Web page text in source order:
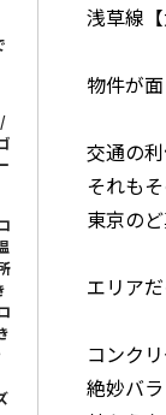
浅草線
物件が
交通の
それも
東京の
エリア
コンク
絶妙バ